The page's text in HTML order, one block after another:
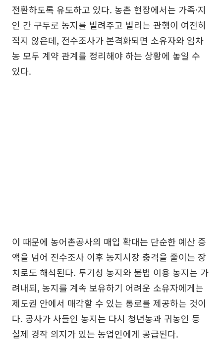
전환하도록 유도하고 있다. 농촌 현장에서는 가족·지
인 간 구두로 농지를 빌려주고 빌리는 관행이 여전히
적지 않은데, 전수조사가 본격화되면 소유자와 임차
농 모두 계약 관계를 정리해야 하는 상황에 놓일 수
있다.
이 때문에 농어촌공사의 매입 확대는 단순한 예산 증
액을 넘어 전수조사 이후 농지시장 충격을 줄이는 장
치로도 해석된다. 투기성 농지와 불법 이용 농지는 가
려내되, 농지를 계속 보유하기 어려운 소유자에게는
제도권 안에서 매각할 수 있는 통로를 제공하는 것이
다. 공사가 사들인 농지는 다시 청년농과 귀농인 등
실제 경작 의지가 있는 농업인에게 공급된다.